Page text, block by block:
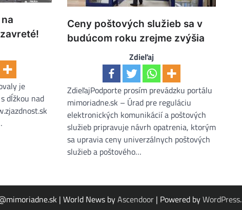
je
dĺžkou nad
Ceny poštových služieb sa v
budúcom roku zrejme zvýšia
Zdieľaj
ZdieľajPodporte prosím prevádzku portálu
mimoriadne.sk – Úrad pre reguláciu
elektronických komunikácií a poštových
služieb pripravuje návrh opatrenia, ktorým
sa upravia ceny univerzálnych poštových
služieb a poštového…
| World News byAscendoor | Powered byWordPress.